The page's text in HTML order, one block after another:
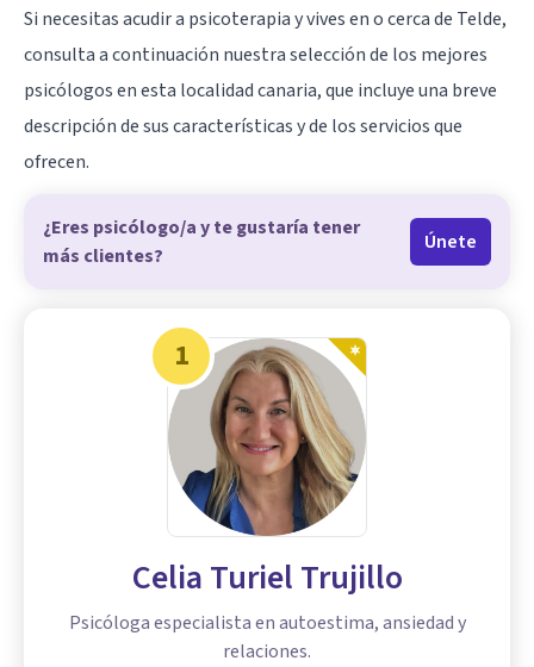
Si necesitas acudir a psicoterapia y vives en o cerca de Telde,
consulta a continuación nuestra selección de los mejores
psicólogos en esta localidad canaria, que incluye una breve
descripción de sus características y de los servicios que
ofrecen.
¿Eres psicólogo/a y te gustaría tener
más clientes?
Únete
1
Celia Turiel Trujillo
Psicóloga especialista en autoestima, ansiedad y
relaciones.